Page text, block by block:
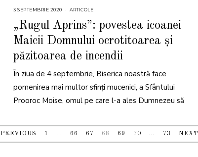
3 SEPTEMBRIE 2020 ARTICOLE
„Rugul Aprins”: povestea icoanei
Maicii Domnului ocrotitoarea și
păzitoarea de incendii
În ziua de 4 septembrie, Biserica noastră face
pomenirea mai multor sfinți mucenici, a Sfântului
Prooroc Moise, omul pe care l-a ales Dumnezeu să
PREVIOUS 1 … 66 67 68 69 70 … 73 NEXT